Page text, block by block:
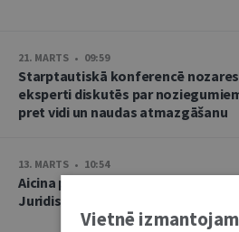
21. MARTS • 09:59
Starptautiskā konferencē nozares
eksperti diskutēs par
pret vidi un naudas atmazgāšanu
13. MARTS • 10:54
Aicina pieteikties praksē EST
Juridiskās tulkošanas direkcijā
Vietnē